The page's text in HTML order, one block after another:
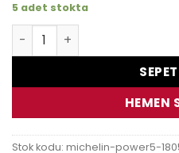
5 adet stokta
180/55 Zr17 73W Michelin
HEMEN
Stok kodu: michelin-power5-